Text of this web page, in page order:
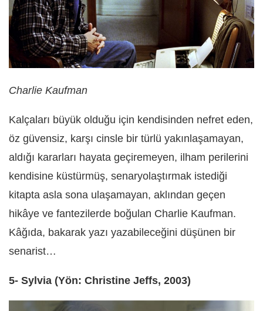
Charlie Kaufman
Kalçaları büyük olduğu için kendisinden nefret eden,
öz güvensiz, karşı cinsle bir türlü yakınlaşamayan,
aldığı kararları hayata geçiremeyen, ilham perilerini
kendisine küstürmüş, senaryolaştırmak istediği
kitapta asla sona ulaşamayan, aklından geçen
hikâye ve fantezilerde boğulan Charlie Kaufman.
Kâğıda, bakarak yazı yazabileceğini düşünen bir
senarist…
5- Sylvia (Yön: Christine Jeffs, 2003)